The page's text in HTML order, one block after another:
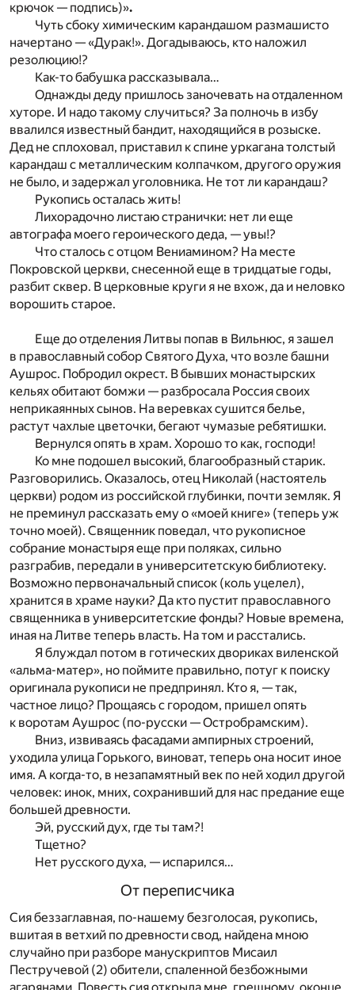
крючок — подпись)».
Чуть сбоку химическим карандашом размашисто
начертано — «Дурак!». Догадываюсь, кто наложил
резолюцию!?
Как-то бабушка рассказывала…
Однажды деду пришлось заночевать на отдаленном
хуторе. И надо такому случиться? За полночь в избу
ввалился известный бандит, находящийся в розыске.
Дед не сплоховал, приставил к спине уркагана толстый
карандаш с металлическим колпачком, другого оружия
не было, и задержал уголовника. Не тот ли карандаш?
Рукопись осталась жить!
Лихорадочно листаю странички: нет ли еще
автографа моего героического деда, — увы!?
Что сталось с отцом Вениамином? На месте
Покровской церкви, снесенной еще в тридцатые годы,
разбит сквер. В церковные круги я не вхож, да и неловко
ворошить старое.
Еще до отделения Литвы попав в Вильнюс, я зашел
в православный собор Святого Духа, что возле башни
Аушрос. Побродил окрест. В бывших монастырских
кельях обитают бомжи — разбросала Россия своих
неприкаянных сынов. На веревках сушится белье,
растут чахлые цветочки, бегают чумазые ребятишки.
Вернулся опять в храм. Хорошо то как, господи!
Ко мне подошел высокий, благообразный старик.
Разговорились. Оказалось, отец Николай (настоятель
церкви) родом из российской глубинки, почти земляк. Я
не преминул рассказать ему о «моей книге» (теперь уж
точно моей). Священник поведал, что рукописное
собрание монастыря еще при поляках, сильно
разграбив, передали в университетскую библиотеку.
Возможно первоначальный список (коль уцелел),
хранится в храме науки? Да кто пустит православного
священника в университетские фонды? Новые времена,
иная на Литве теперь власть. На том и расстались.
Я блуждал потом в готических двориках виленской
«альма-матер», но поймите правильно, потуг к поиску
оригинала рукописи не предпринял. Кто я, — так,
частное лицо? Прощаясь с городом, пришел опять
к воротам Аушрос (по-русски — Остробрамским).
Вниз, извиваясь фасадами ампирных строений,
уходила улица Горького, виноват, теперь она носит иное
имя. А когда-то, в незапамятный век по ней ходил другой
человек: инок, мних, сохранивший для нас предание еще
большей древности.
Эй, русский дух, где ты там?!
Тщетно?
Нет русского духа, — испарился…
От переписчика
Сия беззаглавная, по-нашему безголосая, рукопись,
вшитая в ветхий по древности свод, найдена мною
случайно при разборе манускриптов Мисаил
Пестручевой (2) обители, спаленной безбожными